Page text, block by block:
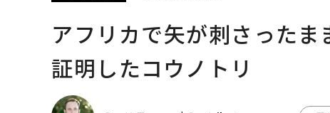
アフリカで矢が刺さった
証明したコウノトリ